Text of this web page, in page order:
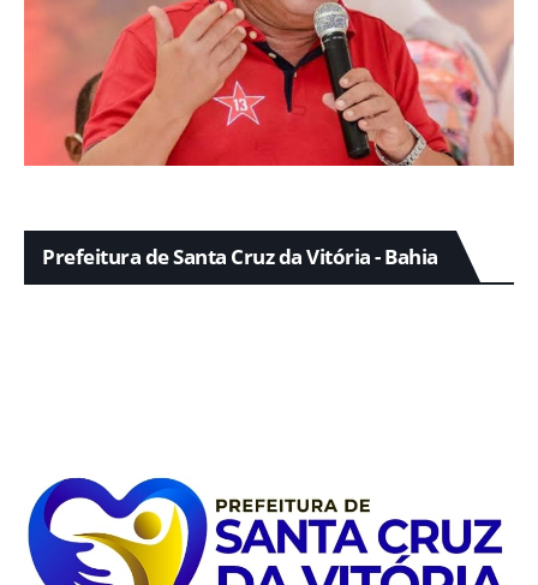
Prefeitura de Santa Cruz da Vitória - Bahia